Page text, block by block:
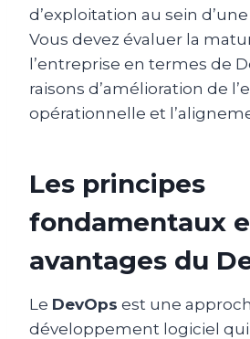
d’exploitation au sein
Vous devez évaluer la
l’entreprise en termes de
raisons d’amélioration de
opérationnelle et
Les principes
fondamentaux
avantages du
Le DevOps est une
développement logiciel qui